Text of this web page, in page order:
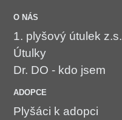
O NÁS
1. plyšový útulek z.s.
Útulky
Dr. DO - kdo jsem
ADOPCE
Plyšáci k adopci